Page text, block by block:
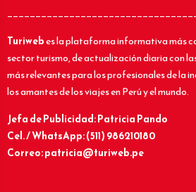
Turiwebes la plataforma informativa más
sector turismo, de actualización diaria con
más relevantes para los profesionales de la
los amantes de los viajes en Perú y el mundo.
Jefa de Publicidad: Patricia Pando
Cel. / WhatsApp: (511) 986210180
Correo: patricia@turiweb.pe